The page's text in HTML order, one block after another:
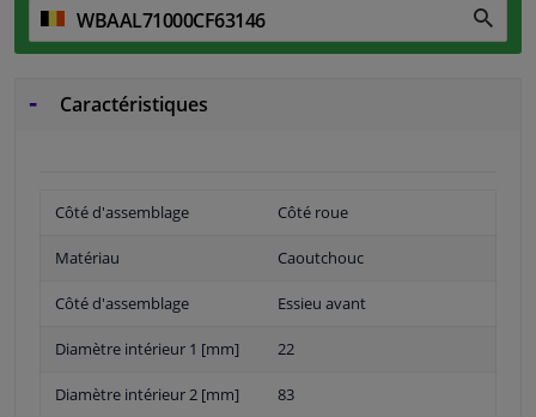
Caractéristiques
Côté d'assemblage Côté roue
Matériau Caoutchouc
Côté d'assemblage Essieu avant
Diamètre intérieur 1 [mm] 22
Diamètre intérieur 2 [mm] 83